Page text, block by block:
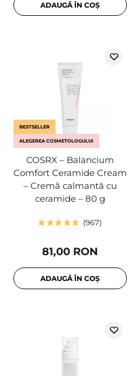
ADAUGĂ ÎN COȘ
BESTSELLER
ALEGEREA COSMETOLOGULUI
COSRX – Balancium
Comfort Ceramide Cream
– Cremă calmantă cu
ceramide – 80 g
967
81,00 RON
ADAUGĂ ÎN COȘ